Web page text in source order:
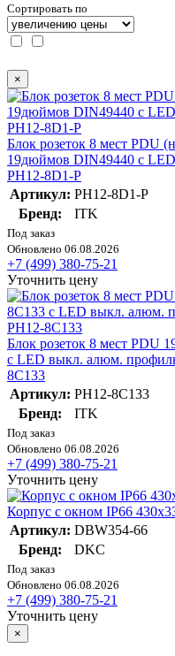
Сортировать по
×
Блок розеток 8 мест PDU
19дюймов DIN49440 с
PH12-8D1-P
Артикул: PH12-8D1-P
Бренд:
ITK
Под заказ
Обновлено 06.08.2026
+7 (499) 380-75-21
Уточнить цену
Блок розеток 8 мест PDU
с LED выкл. алюм.
8C133
Артикул: PH12-8C133
Бренд:
ITK
Под заказ
Обновлено 06.08.2026
+7 (499) 380-75-21
Уточнить цену
Корпус с окном IP66
Артикул: DBW354-66
Бренд:
DKC
Под заказ
Обновлено 06.08.2026
+7 (499) 380-75-21
Уточнить цену
×